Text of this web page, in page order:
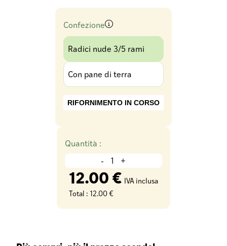
Confezione
Radici nude 3/5 rami
Con pane di terra
RIFORNIMENTO IN CORSO
Quantità :
- +
12.00 € IVA inclusa
Total : 12.00 €